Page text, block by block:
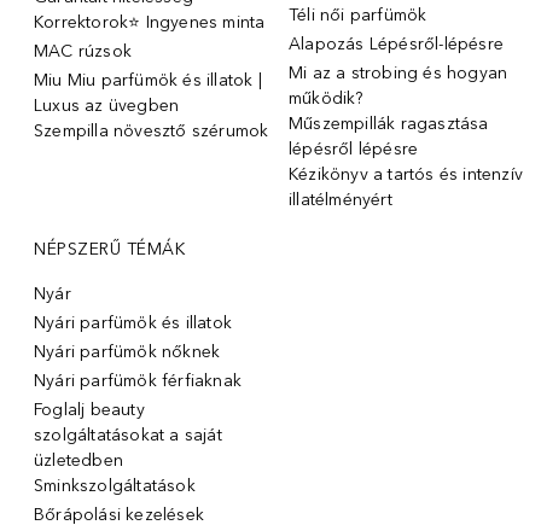
Korrektorok⭐ Ingyenes minta
MAC rúzsok
Miu Miu parfümök és illatok |
Luxus az üvegben
Szempilla növesztő szérumok
Téli női parfümök
Alapozás Lépésről-lépésre
Mi az a strobing és hogyan
működik?
Műszempillák ragasztása
lépésről lépésre
Kézikönyv a tartós és intenzív
illatélményért
NÉPSZERŰ TÉMÁK
Nyár
Nyári parfümök és illatok
Nyári parfümök nőknek
Nyári parfümök férfiaknak
Foglalj beauty
szolgáltatásokat a saját
üzletedben
Sminkszolgáltatások
Bőrápolási kezelések